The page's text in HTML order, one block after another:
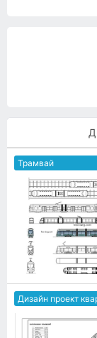
Трамвай
Дизайн проект